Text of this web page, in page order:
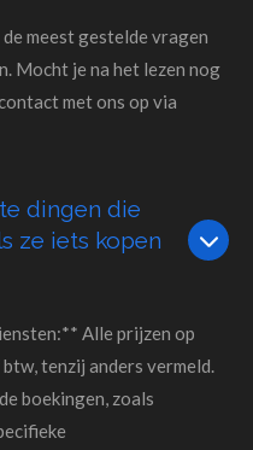
meest gestelde vragen
Mocht je na het lezen nog
met ons op via
dingen die
ze iets kopen
Alle prijzen op
tenzij anders vermeld.
boekingen, zoals